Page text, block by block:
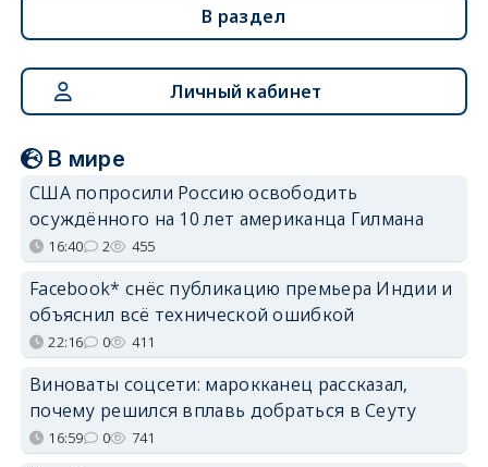
В раздел
Личный кабинет
В мире
США попросили Россию освободить
осуждённого на 10 лет американца Гилмана
16:40 2 455
Facebook* снёс публикацию премьера Индии и
объяснил всё технической ошибкой
22:16 0 411
Виноваты соцсети: марокканец рассказал,
почему решился вплавь добраться в Сеуту
16:59 0 741